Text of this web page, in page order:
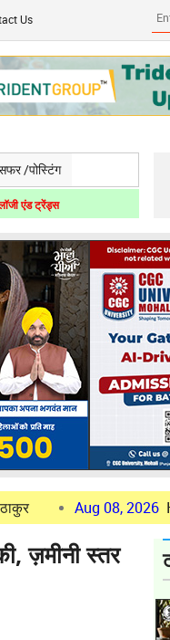
Us
/पोस्टिंग
एंड ट्रेंड्स
Aug 08, 2026 Himachal:
ज़मीनी स्तर